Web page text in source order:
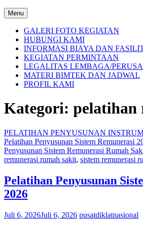
Menu
GALERI FOTO KEGIATAN
HUBUNGI KAMI
INFORMASI BIAYA DAN
KEGIATAN PERMINTAAN
LEGALITAS LEMBAGA/
MATERI BIMTEK DAN JADWAL
PROFIL KAMI
Kategori: pelatihan
PELATIHAN PENYUSUNAN
Pelatihan Penyusunan Sistem Remunerasi
Penyusunan Sistem Remunerasi Rumah
remunerasi rumah sakit, sistem remunerasi
Pelatihan Penyusunan
2026
Juli 6, 2026Juli 6, 2026 pusatdiklatnasional